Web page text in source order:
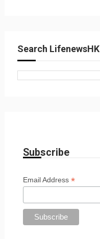
Search LifenewsHK
Subscribe
Email Address*